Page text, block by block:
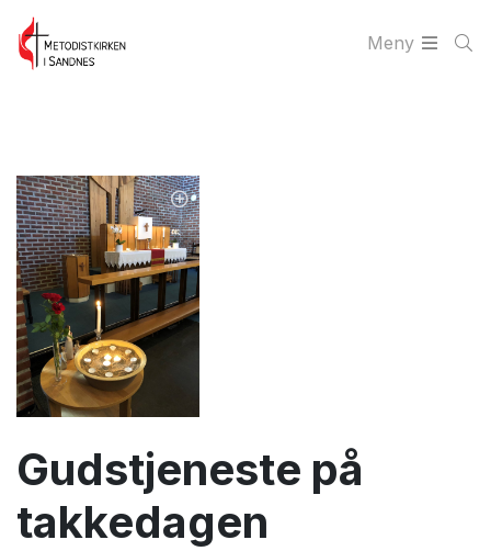
Meny
Gudstjeneste på
takkedagen